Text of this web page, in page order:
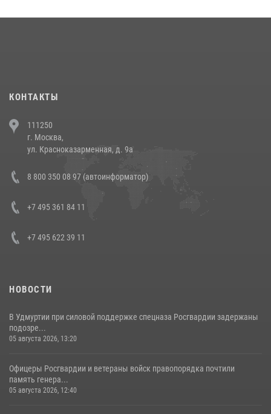
напавших на бригаду скорой помощи (видео)
14 июля 2026, 12:20
В Росгвардии прошла военно-научная конференция по обобщению
боевого опыта
КОНТАКТЫ
111250
г. Москва,
ул. Красноказарменная, д. 9а
8 800 350 08 97 (автоинформатор)
+7 495 361 84 11
+7 495 622 39 11
НОВОСТИ
В Удмуртии при силовой поддержке спецназа Росгвардии задержаны
подозре...
05 августа 2026, 13:20
Офицеры Росгвардии и ветераны войск правопорядка почтили
память генера...
05 августа 2026, 12:40